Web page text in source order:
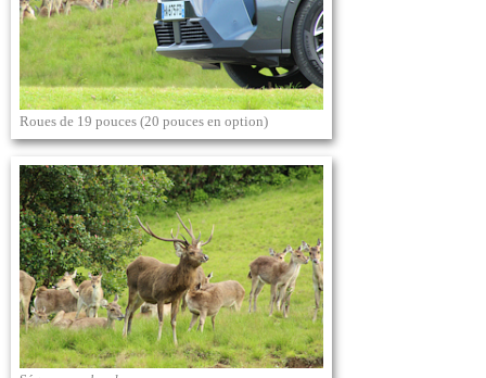
Roues de 19 pouces (20 pouces en option)